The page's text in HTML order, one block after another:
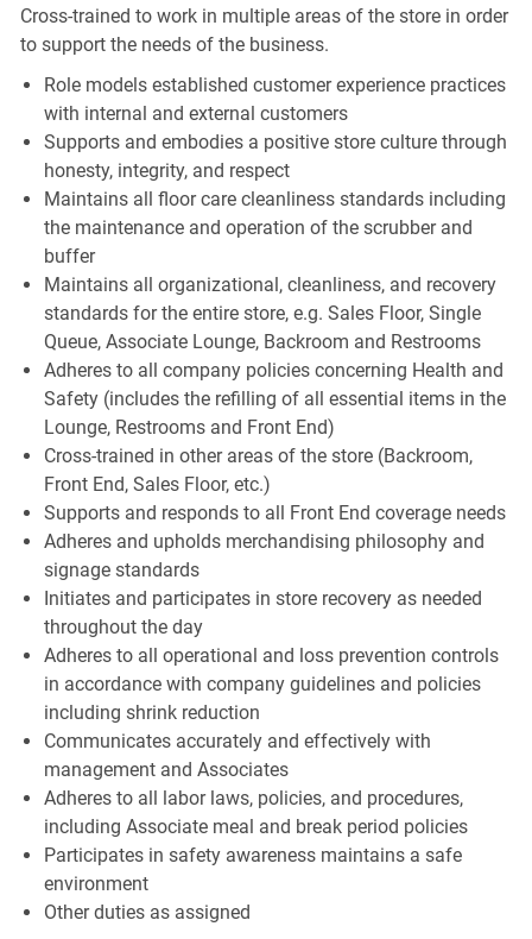
Cross-trained to work in multiple areas of the store in order
to support the needs of the business.
Role models established customer experience practices
with internal and external customers
Supports and embodies a positive store culture through
honesty, integrity, and respect
Maintains all floor care cleanliness standards including
the maintenance and operation of the scrubber and
buffer
Maintains all organizational, cleanliness, and recovery
standards for the entire store, e.g. Sales Floor, Single
Queue, Associate Lounge, Backroom and Restrooms
Adheres to all company policies concerning Health and
Safety (includes the refilling of all essential items in the
Lounge, Restrooms and Front End)
Cross-trained in other areas of the store (Backroom,
Front End, Sales Floor, etc.)
Supports and responds to all Front End coverage needs
Adheres and upholds merchandising philosophy and
signage standards
Initiates and participates in store recovery as needed
throughout the day
Adheres to all operational and loss prevention controls
in accordance with company guidelines and policies
including shrink reduction
Communicates accurately and effectively with
management and Associates
Adheres to all labor laws, policies, and procedures,
including Associate meal and break period policies
Participates in safety awareness maintains a safe
environment
Other duties as assigned